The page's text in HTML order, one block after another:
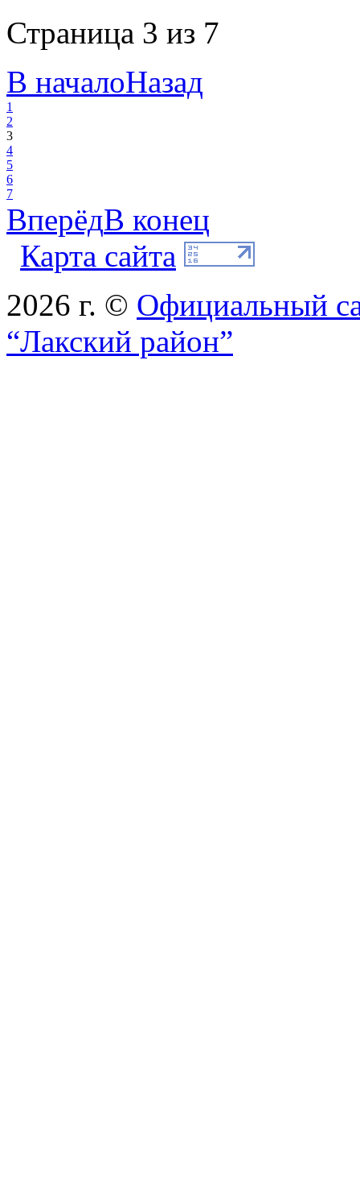
Страница 3 из 7
В началоНазад
1
2
3
4
5
6
7
ВперёдВ конец
Карта сайта
2026 г. © Официальный
“Лакский район”